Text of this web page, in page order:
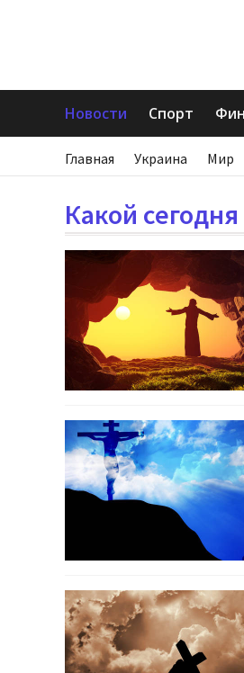
Новости Спорт
Главная Украина Мир
Какой